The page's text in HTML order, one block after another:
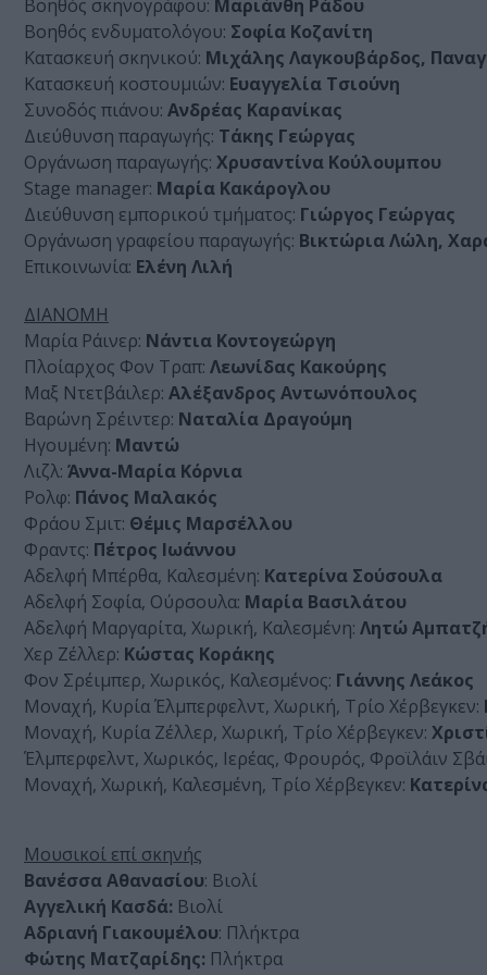
Βοηθός σκηνογράφου: Μαριάνθη Ράδου
Βοηθός ενδυματολόγου: Σοφία Κοζανίτη
Κατασκευή σκηνικού: Μιχάλης Λαγκουβάρδος,
Κατασκευή κοστουμιών: Ευαγγελία Τσιούνη
Συνοδός πιάνου: Ανδρέας Καρανίκας
Διεύθυνση παραγωγής: Τάκης Γεώργας
Οργάνωση παραγωγής: Χρυσαντίνα Κούλουμπου
Stage manager: Μαρία Κακάρογλου
Διεύθυνση εμπορικού τμήματος: Γιώργος Γεώργας
Οργάνωση γραφείου παραγωγής: Βικτώρια Λώλη,
Επικοινωνία: Ελένη Λιλή
ΔΙΑΝΟΜΗ
Μαρία Ράινερ: Νάντια Κοντογεώργη
Πλοίαρχος Φον Τραπ: Λεωνίδας Κακούρης
Μαξ Ντετβάιλερ: Αλέξανδρος Αντωνόπουλος
Βαρώνη Σρέιντερ: Ναταλία Δραγούμη
Ηγουμένη: Μαντώ
Λιζλ: Άννα-Μαρία Κόρνια
Ρολφ: Πάνος Μαλακός
Φράου Σμιτ: Θέμις Μαρσέλλου
Φραντς: Πέτρος Ιωάννου
Αδελφή Μπέρθα, Καλεσμένη: Κατερίνα Σούσουλα
Αδελφή Σοφία, Ούρσουλα: Μαρία Βασιλάτου
Αδελφή Μαργαρίτα, Χωρική, Καλεσμένη: Λητώ
Χερ Ζέλλερ: Κώστας Κοράκης
Φον Σρέιμπερ, Χωρικός, Καλεσμένος: Γιάννης Λεάκος
Μοναχή, Κυρία Έλμπερφελντ, Χωρική, Τρίο Χέρβεγκεν:
Μοναχή, Κυρία Ζέλλερ, Χωρική, Τρίο Χέρβεγκεν:
Έλμπερφελντ, Χωρικός, Ιερέας, Φρουρός, Φροϊλάιν
Μοναχή, Χωρική, Καλεσμένη, Τρίο Χέρβεγκεν:
Μουσικοί επί σκηνής
Βανέσσα Αθανασίου: Βιολί
Αγγελική Κασδά: Βιολί
Αδριανή Γιακουμέλου: Πλήκτρα
Φώτης Ματζαρίδης: Πλήκτρα